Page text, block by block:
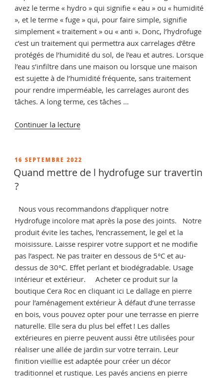
avez le terme « hydro » qui signifie « eau » ou « humidité
», et le terme « fuge » qui, pour faire simple, signifie
simplement « traitement » ou « anti ». Donc, l’hydrofuge
c’est un traitement qui permettra aux carrelages d’être
protégés de l’humidité du sol, de l’eau et autres. Lorsque
l’eau s’infiltre dans une maison ou lorsque une maison
est sujette à de l’humidité fréquente, sans traitement
pour rendre imperméable, les carrelages auront des
tâches. A long terme, ces tâches …
Continuer la lecturede
sert
un
les
carrelages
en
pierres
naturelles? »
PUBLIÉ
LE
16 SEPTEMBRE 2022
Quand mettre de l hydrofuge sur travertin
?
Nous vous recommandons d’appliquer notre
Hydrofuge incolore mat après la pose des joints. Notre
produit évite les taches, l’encrassement, le gel et la
moisissure. Laisse respirer votre support et ne modifie
pas l’aspect. Ne pas traiter en dessous de 5°C et au-
dessus de 30°C. Effet perlant et biodégradable. Usage
intérieur et extérieur. Acheter ce produit sur la
boutique Cera Roc en cliquant ici Le dallage en pierre
pour l’aménagement extérieur À défaut d’une terrasse
en bois, vous pouvez opter pour une terrasse en pierre
naturelle. Elle sera du plus bel effet ! Les dalles
extérieures en pierre peuvent aussi être utilisées pour
réaliser une allée de jardin sur votre terrain. Leur
finition vieillie est adaptée pour créer un décor
traditionnel et rustique. Les pavés anciens en pierre